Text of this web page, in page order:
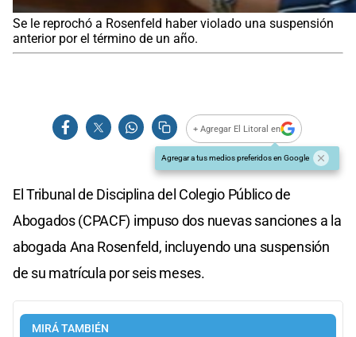
Se le reprochó a Rosenfeld haber violado una suspensión
anterior por el término de un año.
+ Agregar El Litoral en
Agregar a tus medios preferidos en Google
El Tribunal de Disciplina del Colegio Público de
Abogados (CPACF) impuso dos nuevas sanciones a la
abogada Ana Rosenfeld, incluyendo una suspensión
de su matrícula por seis meses.
MIRÁ TAMBIÉN